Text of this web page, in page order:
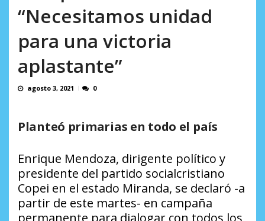
AGOSTO 6, 2026
sistemática de derechos humanos en el
Minister...
AGOSTO 6, 2026
“Necesitamos unidad
para una victoria
aplastante”
agosto 3, 2021 0
Planteó primarias en todo el país
Enrique Mendoza, dirigente político y
presidente del partido socialcristiano
Copei en el estado Miranda, se declaró -a
partir de este martes- en campaña